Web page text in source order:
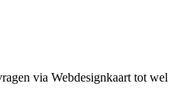
via Webdesignkaart tot wel